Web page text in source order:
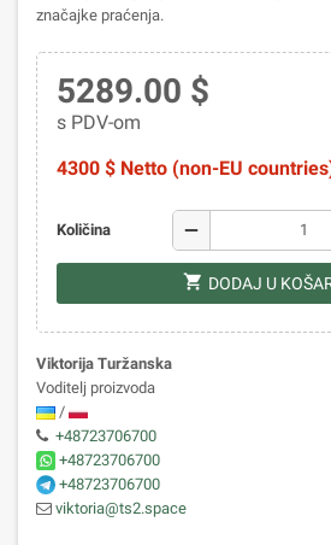
značajke praćenja.
5289.00 $
s PDV-om
4300 $ Netto (non-EU
Količina remove
shopping_cart DODAJ U
Viktorija Turžanska
Voditelj proizvoda
/
+48723706700
+48723706700
+48723706700
viktoria@ts2.space